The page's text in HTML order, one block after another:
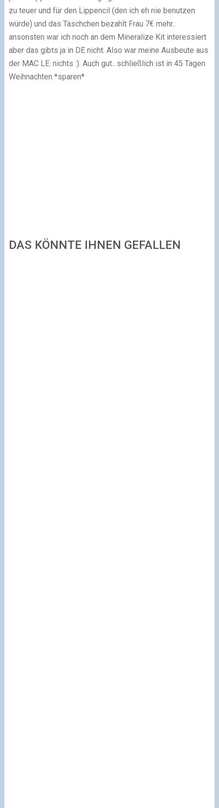
zu teuer und für den Lippencil (den ich eh nie benutzen
würde) und das Täschchen bezahlt Frau 7€ mehr..
ansonsten war ich noch an dem Mineralize Kitinteressiert
aber das gibts ja in DE nicht. Also war meine Ausbeute aus
der MAC LE: nichts :). Auch gut.. schließlich ist in 45 Tagen
Weihnachten *sparen*
DAS KÖNNTE IHNEN GEFALLEN